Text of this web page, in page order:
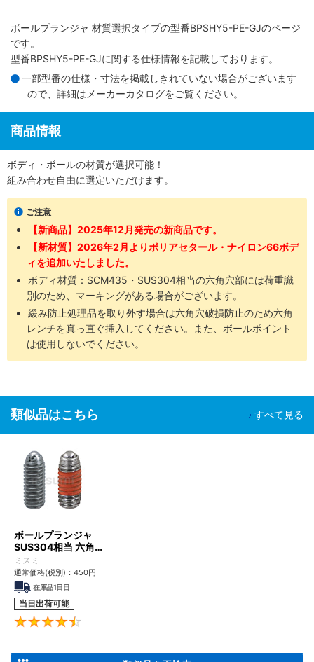
ボールプランジャ 材質選択タイプの型番BPSHY5-PE-GJのページ
です。
型番BPSHY5-PE-GJに関する仕様情報を記載しております。
一部型番の仕様・寸法を掲載しきれていない場合がございます
ので、詳細は メーカーカタログをご覧ください。
商品情報
ボディ・ボールの材質が選択可能！
組み合わせ自由に選定いただけます。
ご注意
【新商品】2025年12月発売の新商品です。
【新材質】2026年2月よりポリアセタール・ナイロン66ボデ
ィを追加いたしました。
ボディ材質：SCM435​・SUS304​相当の六角穴部には荷重識
別のため、マーキングがある場合がございます。
緩み防止処理品を取り外す場合は六角穴破損防止のため六角
レンチを真っ直ぐ挿入してください。また、ボールポイント
は使用しないでください。
類似品はこちら すべて見る
ボールプランジャ
SUS304相当 六角穴
タイプ​
ミスミ
通常価格(税別)： 450円
在庫品1日目
当日出荷可能